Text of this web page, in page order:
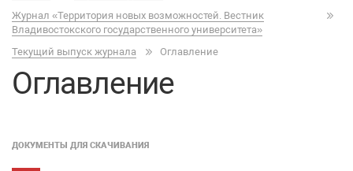
Журнал «Территория новых возможностей. Вестник
Владивостокского государственного университета»
Текущий выпуск журнала
Оглавление
Оглавление
ДОКУМЕНТЫ ДЛЯ СКАЧИВАНИЯ